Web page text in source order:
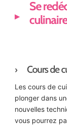
Se
Cours de
Les cours de
plonger dans
nouvelles
vous pourrez